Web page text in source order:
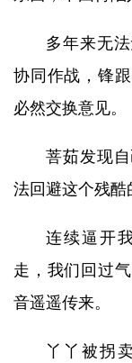
多年来无
协同作战，锋
必然交换意见。
菩茹发现
法回避这个残酷
连续逼开
走，我们回过
音遥遥传来。
丫丫被拐